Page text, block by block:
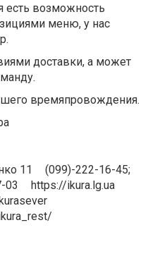
есть возможность
меню, у нас
доставки, а может
времяпровождения.
11
(099)-222-16-45;
03
https://ikura.lg.ua